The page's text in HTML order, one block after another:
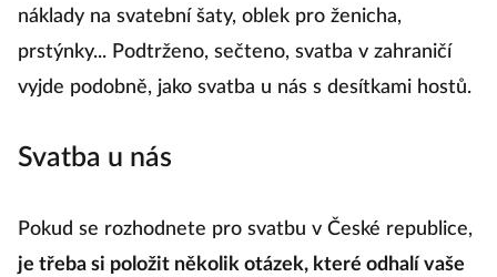
náklady na svatební šaty, oblek pro ženicha,
prstýnky... Podtrženo, sečteno, svatba v zahraničí
vyjde podobně, jako svatba u nás s desítkami hostů.
Svatba u nás
Pokud se rozhodnete pro svatbu v České republice,
je třeba si položit několik otázek, které odhalí vaše